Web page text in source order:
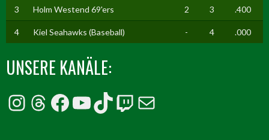
3 Holm Westend 69'ers 2 3 .400
4 Kiel Seahawks (Baseball) - 4 .000
UNSERE KANÄLE:
Instagram
Threads
Facebook
YouTube
TikTok
Twitch
E-Mail